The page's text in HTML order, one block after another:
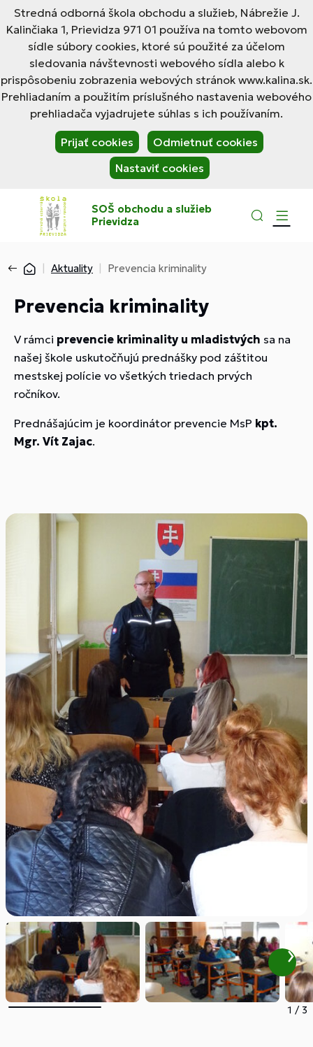
Stredná odborná škola obchodu a služieb, Nábrežie J.
Kalinčiaka 1, Prievidza 971 01 používa na tomto webovom
sídle súbory cookies, ktoré sú použité za účelom
sledovania návštevnosti webového sídla alebo k
prispôsobeniu zobrazenia webových stránok www.kalina.sk.
Prehliadaním a použitím príslušného nastavenia webového
prehliadača vyjadrujete súhlas s ich používaním.
Prijať cookies
Odmietnuť cookies
Nastaviť cookies
SOŠ obchodu a služieb
Prievidza
Aktuality Prevencia kriminality
Prevencia kriminality
V rámci prevencie kriminality u mladistvých sa na
našej škole uskutočňujú prednášky pod záštitou
mestskej polície vo všetkých triedach prvých
ročníkov.
Prednášajúcim je koordinátor prevencie MsP kpt.
Mgr. Vít Zajac.
1 / 3